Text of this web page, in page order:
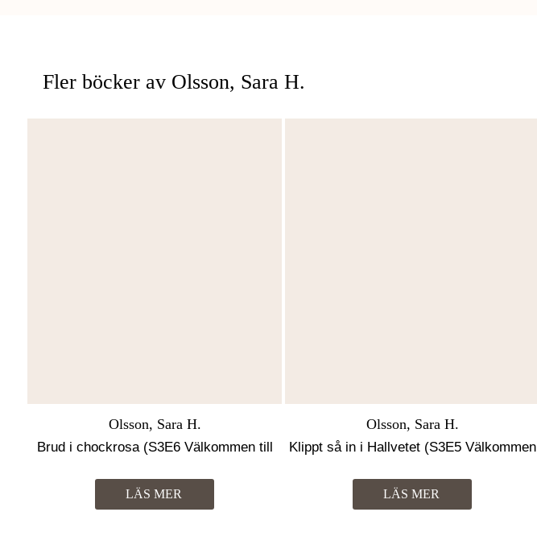
Fler böcker av Olsson, Sara H.
Olsson, Sara H.
Brud i chockrosa (S3E6 Välkommen till
LÄS MER
Olsson, Sara H.
Klippt så in i Hallvetet (S3E5 Välkommen
LÄS MER